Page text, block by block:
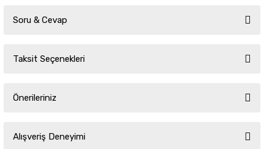
Soru & Cevap
Ürün hakkında henüz soru sorulmamış.
Taksit Seçenekleri
Önerileriniz
yetersiz gördüğünüz noktaları öneri formunu kullanarak tarafımıza
iletebilirsiniz.
Alışveriş Deneyimi